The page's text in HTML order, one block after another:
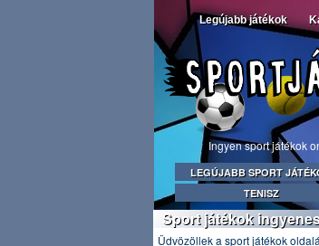
Legújabb játékok
Ingyen sport játékok
LEGÚJABB SPORT
TENISZ
Sport játékok
Üdvözöllek a sport játékok